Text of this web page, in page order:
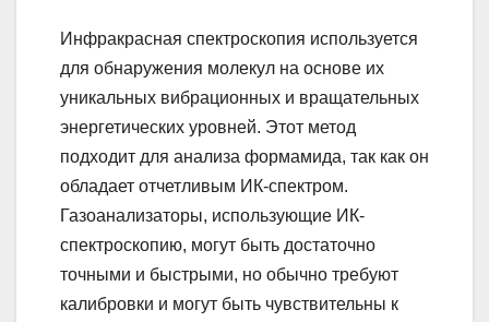
Инфракрасная спектроскопия используется
для обнаружения молекул на основе их
уникальных вибрационных и вращательных
энергетических уровней. Этот метод
подходит для анализа формамида, так как он
обладает отчетливым ИК-спектром.
Газоанализаторы, использующие ИК-
спектроскопию, могут быть достаточно
точными и быстрыми, но обычно требуют
калибровки и могут быть чувствительны к